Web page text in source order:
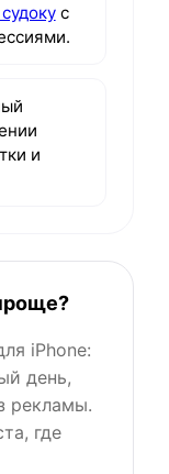
с
и
iPhone:
день,
рекламы.
где